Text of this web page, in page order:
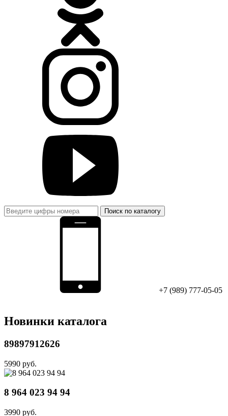
Поиск по каталогу
+7 (989) 777-05-05
Новинки каталога
89897912626
5990 руб.
8 964 023 94 94
3990 руб.